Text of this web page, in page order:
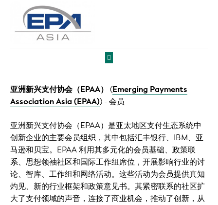
亚洲新兴支付协会（EPAA） (Emerging Payments
Association Asia (EPAA)) - 会员
亚洲新兴支付协会（EPAA）是亚太地区支付生态系统中
创新企业的主要会员组织，其中包括汇丰银行、IBM、亚
马逊和贝宝。EPAA 利用其多元化的会员基础、政策联
系、思想领袖社区和国际工作组席位，开展影响行业的讨
论、智库、工作组和网络活动。这些活动为会员提供真知
灼见、新的行业框架和政策意见书。其紧密联系的社区扩
大了支付领域的声音，连接了商业机会，推动了创新，从